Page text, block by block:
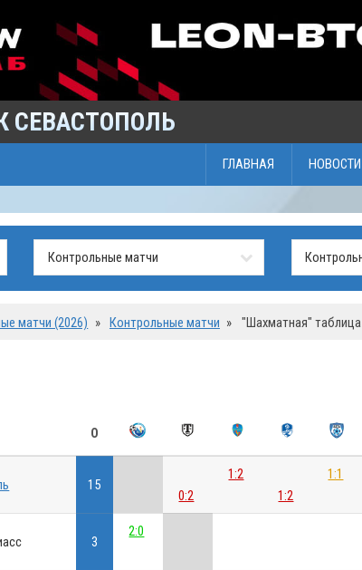
СЕВАСТОПОЛЬ
ГЛАВНАЯ НОВОСТИ
матчи (2026) » Контрольные матчи » "Шахматная" таблица
О
15
0:2
1:2
1:2
1:1
3
2:0